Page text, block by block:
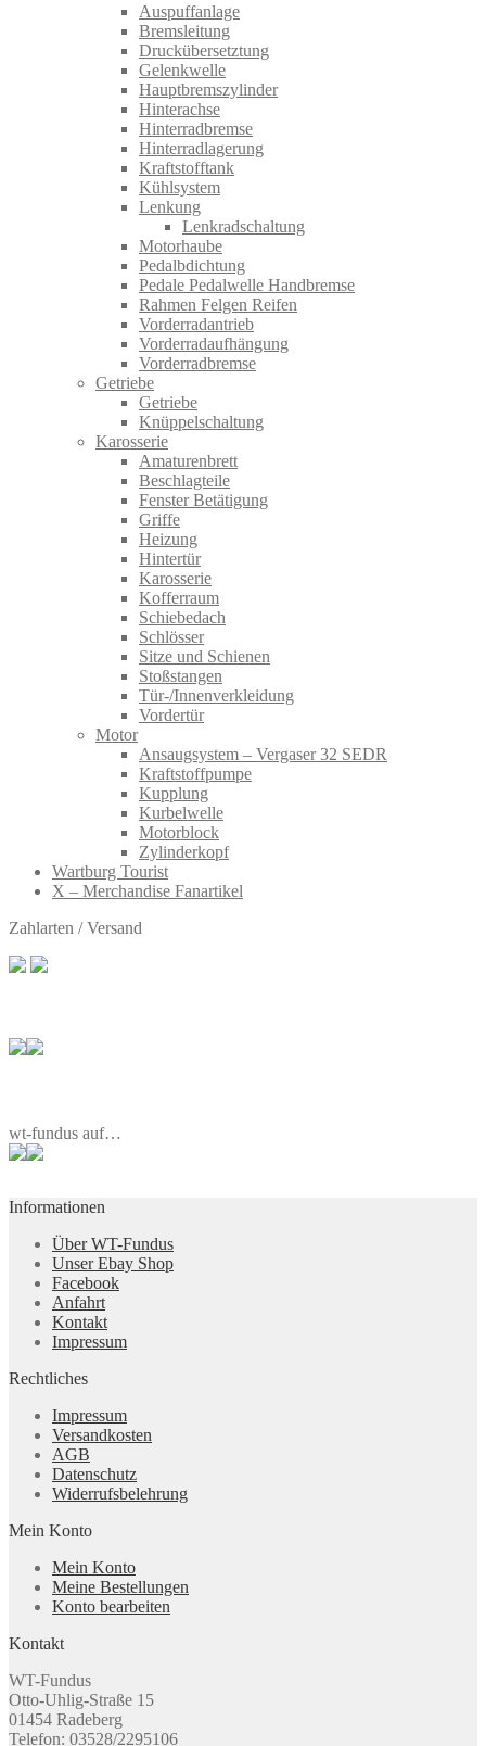
Auspuffanlage
Bremsleitung
Druckübersetztung
Gelenkwelle
Hauptbremszylinder
Hinterachse
Hinterradbremse
Hinterradlagerung
Kraftstofftank
Kühlsystem
Lenkung
Lenkradschaltung
Motorhaube
Pedalbdichtung
Pedale Pedalwelle Handbremse
Rahmen Felgen Reifen
Vorderradantrieb
Vorderradaufhängung
Vorderradbremse
Getriebe
Getriebe
Knüppelschaltung
Karosserie
Amaturenbrett
Beschlagteile
Fenster Betätigung
Griffe
Heizung
Hintertür
Karosserie
Kofferraum
Schiebedach
Schlösser
Sitze und Schienen
Stoßstangen
Tür-/Innenverkleidung
Vordertür
Motor
Ansaugsystem – Vergaser 32 SEDR
Kraftstoffpumpe
Kupplung
Kurbelwelle
Motorblock
Zylinderkopf
Wartburg Tourist
X – Merchandise Fanartikel
Zahlarten / Versand
wt-fundus auf…
Informationen
Über WT-Fundus
Unser Ebay Shop
Facebook
Anfahrt
Kontakt
Impressum
Rechtliches
Impressum
Versandkosten
AGB
Datenschutz
Widerrufsbelehrung
Mein Konto
Mein Konto
Meine Bestellungen
Konto bearbeiten
Kontakt
WT-Fundus
Otto-Uhlig-Straße 15
01454 Radeberg
Telefon: 03528/2295106